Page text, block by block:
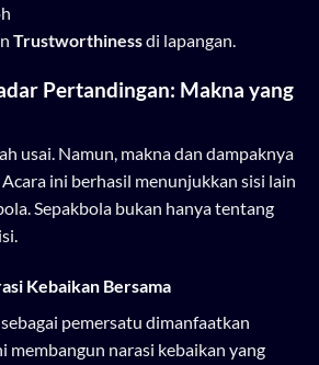
Trustworthinessdi lapangan.
Pertandingan: Makna yang
usai. Namun, makna dan dampaknya
ini berhasil menunjukkan sisi lain
Sepakbola bukan hanya tentang
Kebaikan Bersama
pemersatu dimanfaatkan
membangun narasi kebaikan yang